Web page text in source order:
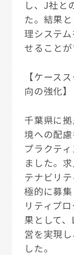
し、J社と
た。結果
理システ
せることが
【ケース
向の強化】
千葉県に
境への配
プラクテ
ました。
テナビリ
極的に募
リティプ
果として
営を実現
した。